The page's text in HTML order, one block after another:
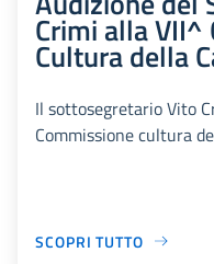
Crimi alla VII^
Cultura della
Il sottosegretario Vito
Commissione cultura
SCOPRI TUTTO